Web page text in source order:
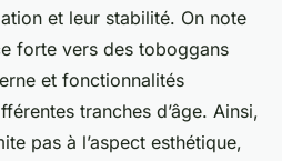
et leur stabilité. On note
forte vers des toboggans
et fonctionnalités
tranches d’âge. Ainsi,
pas à l’aspect esthétique,